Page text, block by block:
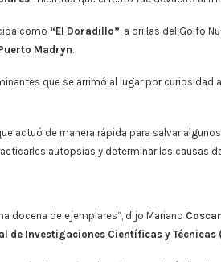
como “El Doradillo”, a orillas del Golfo
Madryn.
que se arrimó al lugar por curiosidad
actuó de manera rápida para salvar
autopsias y determinar las causas
docena de ejemplares”, dijo Mariano
de Investigaciones Científicas y Técnicas